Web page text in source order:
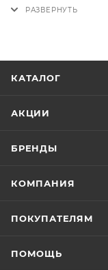
карман на молнии.
КАТАЛОГ
АКЦИИ
БРЕНДЫ
КОМПАНИЯ
ПОКУПАТЕЛЯМ
ПОМОЩЬ